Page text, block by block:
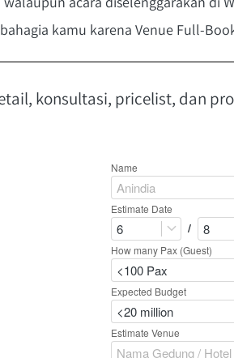
kamu karena Venue Full-
konsultasi, pricelist, dan
Name
Estimate Date
6 / 8
How many Pax (Guest)
<100 Pax
Expected Budget
<20 million
Estimate Venue